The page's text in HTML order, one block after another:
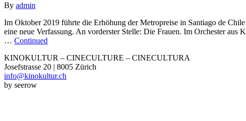
By admin
Im Oktober 2019 führte die Erhöhung der Metropreise in Santiago de
eine neue Verfassung. An vorderster Stelle: Die Frauen. Im Orchester aus
… Continued
KINOKULTUR – CINECULTURE – CINECULTURA
Josefstrasse 20 | 8005 Zürich
info@kinokultur.ch
by seerow